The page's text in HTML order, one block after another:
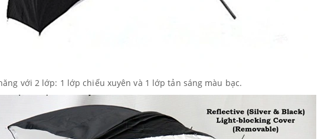
với 2 lớp: 1 lớp chiếu xuyên và 1 lớp tản sáng màu bạc.